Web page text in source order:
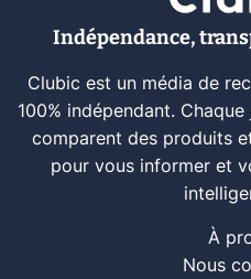
Indépendance,
Clubic est un média de
100% indépendant.
comparent des produits
pour vous informer et
À
Nous